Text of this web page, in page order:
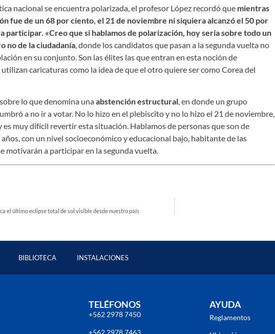
nacional se encuentra polarizada, el profesor López recordó que mientras
fue de un 68 por ciento, el 21 de noviembre ni siquiera alcanzó el 50 por
«Creo que si hablamos de polarización, hoy sería sobre todo un
no de la ciudadanía, donde los candidatos que pasan a la segunda vuelta no
en su conjunto. Son las élites las que entran en esta noción de
caricaturas como la idea de que el otro quiere ser como Corea del
lo que denomina unaabstención estructural, en donde un grupo
a no ir a votar. No lo hizo en el plebiscito y no lo hizo el 21 de noviembre,
es muy difícil revertir esta situación. Hablamos de personas que son de
con un nivel socioeconómico y educacional bajo, habitante de las
motivarán a participar en la segunda vuelta.
el último eclipse total de sol visible desde nuestro país
BIBLIOTECA INSTALACIONES
TELÉFONOS
+562 2978 7450
AYUDA
Reglamentos